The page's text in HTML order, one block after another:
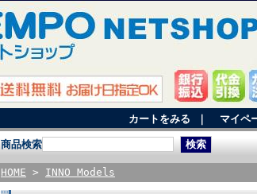
カートをみる マイペ
商品検索
HOME > INNO Models